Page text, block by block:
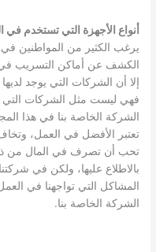
أنواع الأجهزة التي تستخدم
يرغب الكثير من المواطنين
الكشف عن أماكن التسريب في
إلا أن الشركات التي يوجد
فهي ليست مثل الشركات
تعتبر الأفضل في العمل،
تحب أن تصرف في المال من
بالاطلاع عليها، ولكن في
المشاكل التي تواجهنا في
الشركة الخاصة بنا.